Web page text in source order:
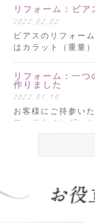
リフォーム：ピア
2022.02.02
ピアスのリフォー
はカラット（重量
リフォーム：一
作りました
2022.01.19
お客様にご持参い
モンドをペンダン
明けましておめで
しくお願いいたし